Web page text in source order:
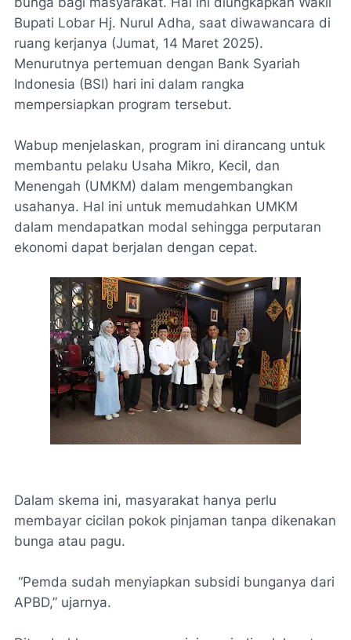
Bupati Lobar Hj. Nurul Adha, saat diwawancara di
ruang kerjanya (Jumat, 14 Maret 2025).
Menurutnya pertemuan dengan Bank Syariah
Indonesia (BSI) hari ini dalam rangka
mempersiapkan program tersebut.
Wabup menjelaskan, program ini dirancang untuk
membantu pelaku Usaha Mikro, Kecil, dan
Menengah (UMKM) dalam mengembangkan
usahanya. Hal ini untuk memudahkan UMKM
dalam mendapatkan modal sehingga perputaran
ekonomi dapat berjalan dengan cepat.
Dalam skema ini, masyarakat hanya perlu
membayar cicilan pokok pinjaman tanpa dikenakan
bunga atau pagu.
“Pemda sudah menyiapkan subsidi bunganya dari
APBD,” ujarnya.